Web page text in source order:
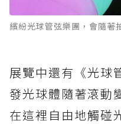
繽紛光球管弦樂團，會隨著
展覽中還有《光球
發光球體隨著滾動
在這裡自由地觸碰